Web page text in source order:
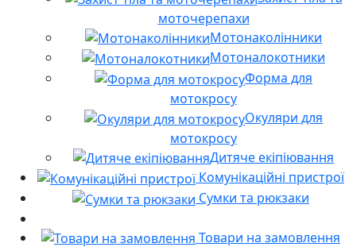
моточерепахи
Мотонаколінники
Мотоналокотники
Форма для
мотокросу
Окуляри для
мотокросу
Дитяче екіпіювання
Комунікаційні пристрої
Сумки та рюкзаки
Товари на замовлення